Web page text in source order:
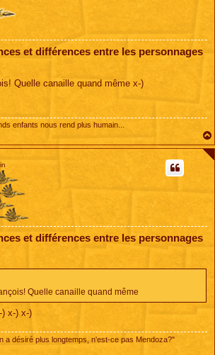
et différences entre les personnages
Quelle canaille quand même x-)
enfants nous rend plus humain...
et différences entre les personnages
Quelle canaille quand même
x-) x-)
a désiré plus longtemps, n'est-ce pas Mendoza?"